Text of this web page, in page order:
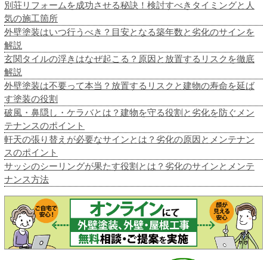
別荘リフォームを成功させる秘訣！検討すべきタイミングと人
気の施工箇所
外壁塗装はいつ行うべき？目安となる築年数と劣化のサインを
解説
玄関タイルの浮きはなぜ起こる？原因と放置するリスクを徹底
解説
外壁塗装は不要って本当？放置するリスクと建物の寿命を延ば
す塗装の役割
破風・鼻隠し・ケラバとは？建物を守る役割と劣化を防ぐメン
テナンスのポイント
軒天の張り替えが必要なサインとは？劣化の原因とメンテナン
スのポイント
サッシのシーリングが果たす役割とは？劣化のサインとメンテ
ナンス方法